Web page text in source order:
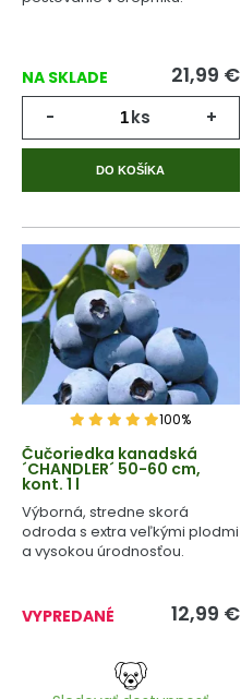
NA SKLADE 21,99 €
- ks +
DO KOŠÍKA
100%
Čučoriedka kanadská
´CHANDLER´ 50-60 cm,
kont. 1 l
Výborná, stredne skorá
odroda s extra veľkými plodmi
a vysokou úrodnosťou.
VYPREDANÉ 12,99 €